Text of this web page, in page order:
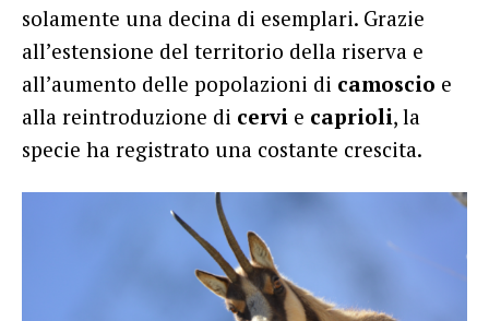
solamente una decina di esemplari. Grazie
all’estensione del territorio della riserva e
all’aumento delle popolazioni di camoscio e
alla reintroduzione di cervi e caprioli, la
specie ha registrato una costante crescita.